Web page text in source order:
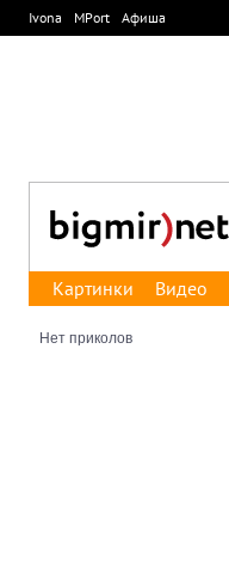
Ivona MPort Афиша
Картинки Видео
Нет приколов